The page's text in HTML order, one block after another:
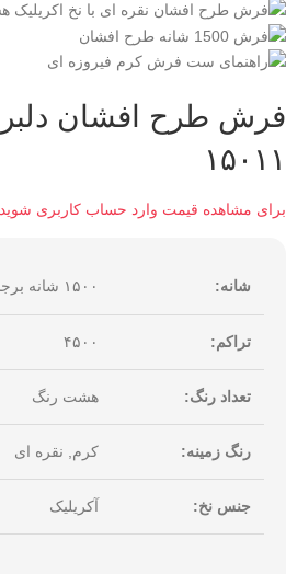
۱۵۰۱۱
برای مشاهده قیمت وارد حساب کاربری شوید
شانه: ۱۵۰۰ شانه برجسته
تراکم: ۴۵۰۰
تعداد رنگ: هشت رنگ
رنگ زمینه: کرم, نقره ای
جنس نخ: آکریلیک